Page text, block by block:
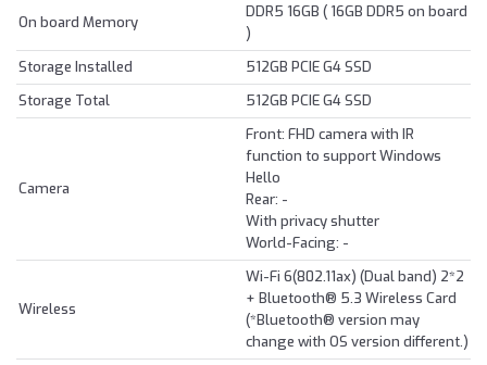
On board Memory
DDR5 16GB ( 16GB DDR5 on board
)
Storage Installed
512GB PCIE G4 SSD
Storage Total
512GB PCIE G4 SSD
Camera
Front: FHD camera with IR
function to support Windows
Hello
Rear: -
With privacy shutter
World-Facing: -
Wireless
Wi-Fi 6(802.11ax) (Dual band) 2*2
+ Bluetooth® 5.3 Wireless Card
(*Bluetooth® version may
change with OS version different.)